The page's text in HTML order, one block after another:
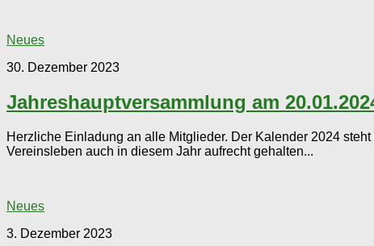
Neues
30. Dezember 2023
Jahreshauptversammlung am
Herzliche Einladung an alle Mitglieder. Der Kalender 2024
Vereinsleben auch in diesem Jahr aufrecht gehalten...
Neues
3. Dezember 2023